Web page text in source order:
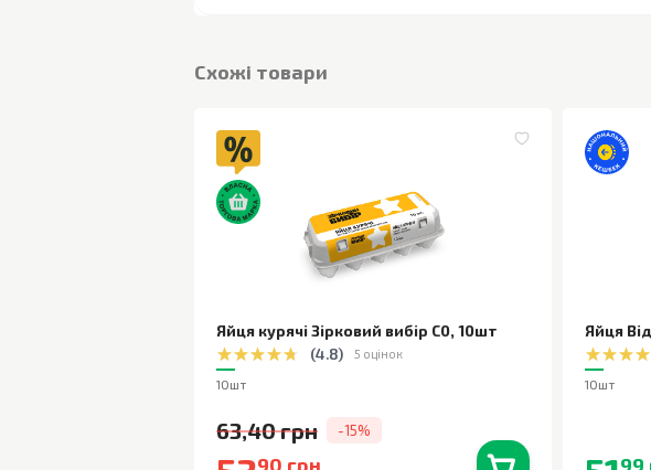
Cхожі товари
Яйця курячі Зірковий вибір С0, 10шт
(4.8) 5 оцінок
10шт
63,40 грн -15%
90 грн
Яйця
10шт
99